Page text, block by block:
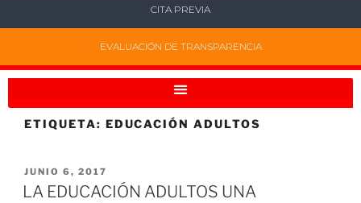
CITA PREVIA
EVALUACIÓN DE TRANSPARENCIA
ETIQUETA: EDUCACIÓN ADULTOS
JUNIO 6, 2017
LA EDUCACIÓN ADULTOS UNA